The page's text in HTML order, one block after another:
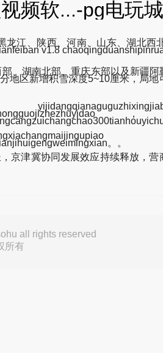
频软...-pg电玩城
、陕西、河南、山东、湖北西
v1.8
湖南北部、重庆东部以及新疆阿
地区新增积雪深度5~10厘米，局地
。。
津冀协同发展效应持续释放，营
all rights reserved
所有